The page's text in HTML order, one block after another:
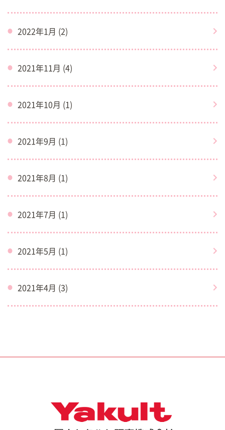
2022年1月 (2)
2021年11月 (4)
2021年10月 (1)
2021年9月 (1)
2021年8月 (1)
2021年7月 (1)
2021年5月 (1)
2021年4月 (3)